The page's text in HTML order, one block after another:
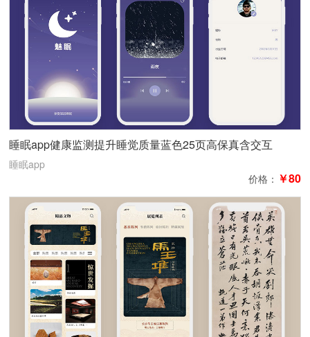
睡眠app健康监测提升睡觉质量蓝色25页高保真含交互
睡眠app
价格： ￥80